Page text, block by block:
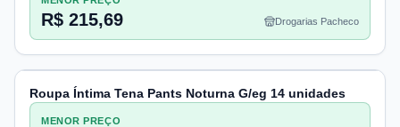
R$ 215,69 Drogarias Pacheco
Roupa Íntima Tena Pants Noturna G/eg 14 unidades
MENOR PREÇO